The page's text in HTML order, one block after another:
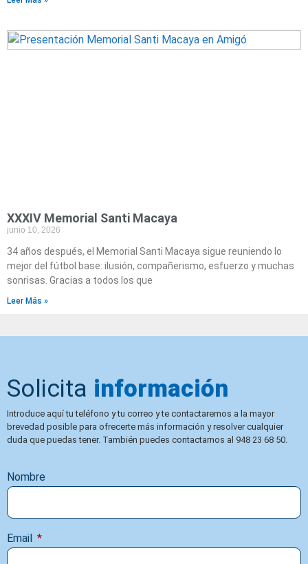
XXXIV Memorial Santi Macaya
junio 10, 2026
34 años después, el Memorial Santi Macaya sigue reuniendo lo
mejor del fútbol base: ilusión, compañerismo, esfuerzo y muchas
sonrisas. Gracias a todos los que
Leer Más »
Solicita información
Introduce aquí tu teléfono y tu correo y te contactaremos a la mayor
brevedad posible para ofrecerte más información y resolver cualquier
duda que puedas tener. También puedes contactarnos al 948 23 68 50.
Nombre
Email